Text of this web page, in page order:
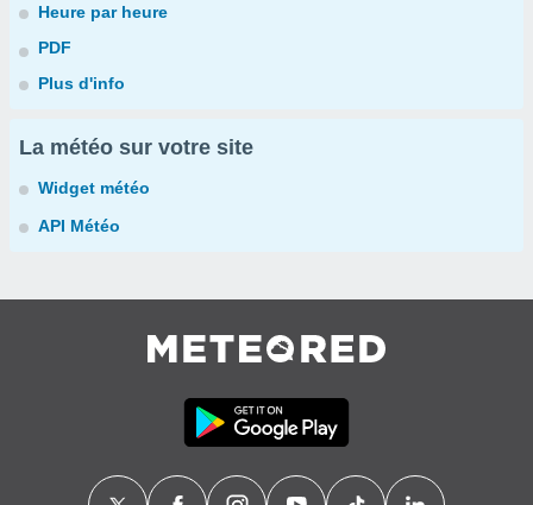
Heure par heure
PDF
Plus d'info
La météo sur votre site
Widget météo
API Météo